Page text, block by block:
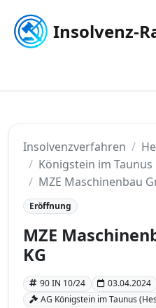
Insolvenz-
Insolvenzverfahren
Königstein im Taunus
MZE Maschinenbau
Eröffnung
MZE
KG
90 IN 10/24
03.04.2024
AG Königstein im Taunus